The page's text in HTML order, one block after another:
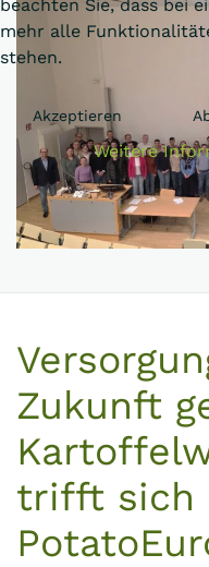
Zukunft
trifft sich
beachten Sie, dass bei
mehr alle
stehen.
Akzeptieren
Weitere